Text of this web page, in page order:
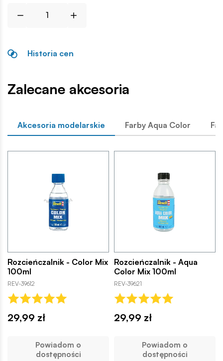
Historia cen
Zalecane akcesoria
Akcesoria modelarskie Farby Aqua Color
Rozcieńczalnik - Color Mix
100ml
REV-39612
29,99 zł
Powiadom o
dostępności
Rozcieńczalnik - Aqua
Color Mix 100ml
REV-39621
29,99 zł
Powiadom o
dostępności